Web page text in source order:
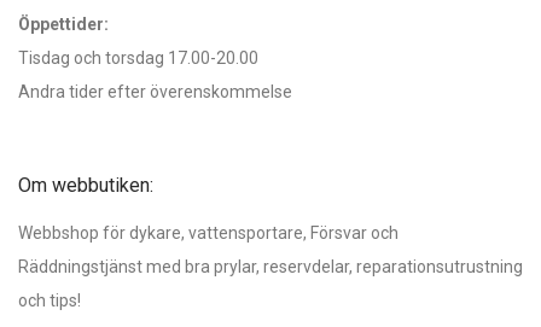
Öppettider:
Tisdag och torsdag 17.00-20.00
Andra tider efter överenskommelse
Om webbutiken:
Webbshop för dykare, vattensportare, Försvar och
Räddningstjänst med bra prylar, reservdelar, reparationsutrustning
och tips!